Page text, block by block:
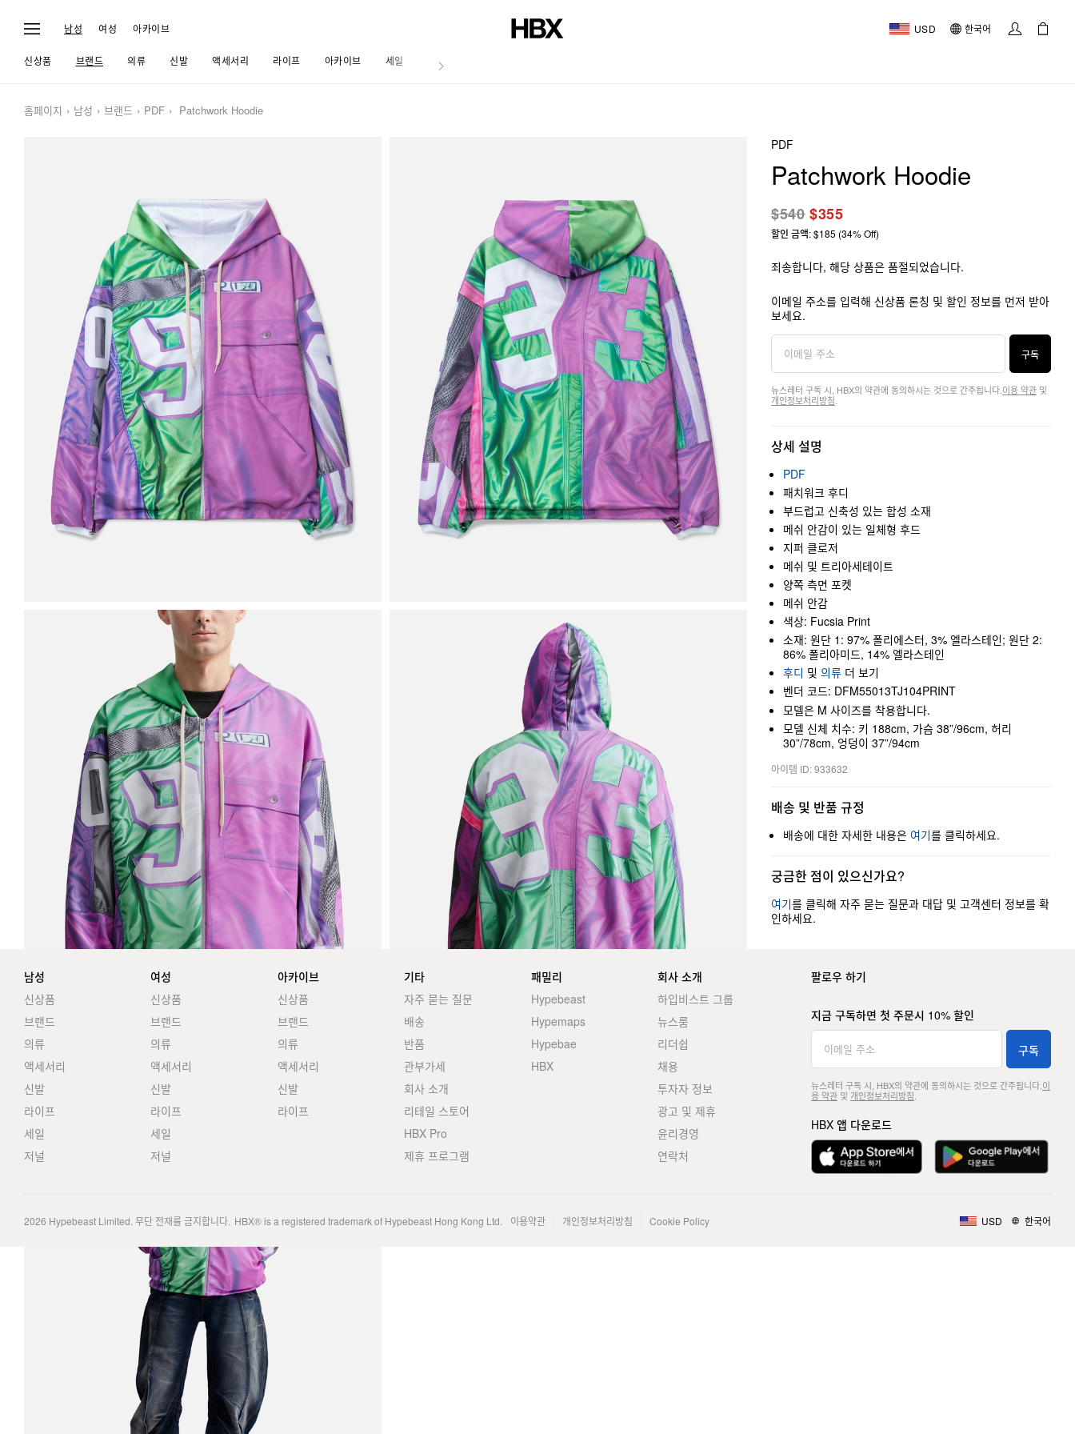
남성 여성 아카이브 USD 한국어
신상품 브랜드 의류 신발 액세서리 라이프 아카이브 세일 저널
홈페이지 남성 브랜드 PDF Patchwork Hoodie
PDF
Patchwork Hoodie
$540$355
할인 금액: $185 (34% Off)
죄송합니다, 해당 상품은 품절되었습니다.
이메일 주소를 입력해 신상품 론칭 및 할인 정보를 먼저 받아
보세요.
구독
뉴스레터 구독 시, HBX의 약관에 동의하시는 것으로 간주됩니다. 이용 약관 및
개인정보처리방침
상세 설명
PDF
패치워크 후디
부드럽고 신축성 있는 합성 소재
메쉬 안감이 있는 일체형 후드
지퍼 클로저
메쉬 및 트리아세테이트
양쪽 측면 포켓
메쉬 안감
색상: Fucsia Print
소재: 원단 1: 97% 폴리에스터, 3% 엘라스테인; 원단 2:
86% 폴리아미드, 14% 엘라스테인
후디 및 의류 더 보기
벤더 코드: DFM55013TJ104PRINT
모델은 M 사이즈를 착용합니다.
모델 신체 치수: 키 188cm, 가슴 38”/96cm, 허리
30”/78cm, 엉덩이 37”/94cm
아이템 ID: 933632
배송 및 반품 규정
배송에 대한 자세한 내용은 여기를 클릭하세요.
궁금한 점이 있으신가요?
여기를 클릭해 자주 묻는 질문과 대답 및 고객센터 정보를 확
인하세요.
남성
신상품
브랜드
의류
액세서리
신발
라이프
세일
저널
여성
신상품
브랜드
의류
액세서리
신발
라이프
세일
저널
아카이브
신상품
브랜드
의류
액세서리
신발
라이프
기타
자주 묻는 질문
배송
반품
관부가세
회사 소개
리테일 스토어
HBX Pro
제휴 프로그램
패밀리
Hypebeast
Hypemaps
Hypebae
HBX
회사 소개
하입비스트 그룹
뉴스룸
리더쉽
채용
투자자 정보
광고 및 제휴
윤리경영
연락처
팔로우 하기
지금 구독하면 첫 주문시 10% 할인
구독
뉴스레터 구독 시, HBX의 약관에 동의하시는 것으로 간주됩니다. 이
용 약관및 개인정보처리방침
HBX 앱 다운로드
2026 Hypebeast Limited. 무단 전재를 금지합니다. HBX® is a registered trademark of Hypebeast Hong Kong Ltd. 이용약관 개인정보처리방침 Cookie Policy USD 한국어